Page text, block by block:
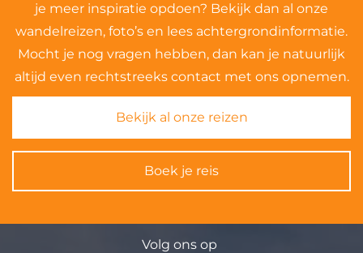
je meer inspiratie opdoen? Bekijk dan al onze
wandelreizen, foto’s en lees achtergrondinformatie.
Mocht je nog vragen hebben, dan kan je natuurlijk
altijd even rechtstreeks contact met ons opnemen.
Bekijk al onze reizen
Boek je reis
Volg ons op